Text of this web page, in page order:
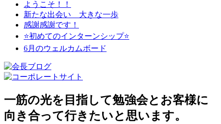
ようこそ！！
新たな出会い 大きな一歩
感謝感謝です！
⭐初めてのインターンシップ⭐
6月のウェルカムボード
一筋の光を目指して勉強会とお客様に
向き合って行きたいと思います。